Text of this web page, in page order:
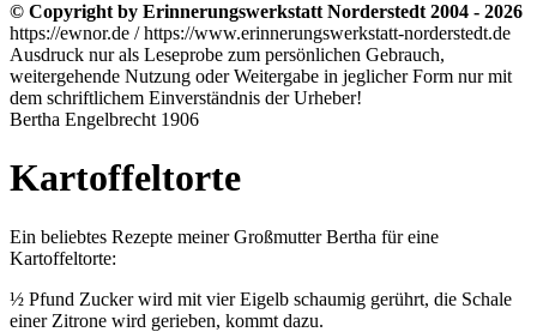
© Copyright by Erinnerungswerkstatt Norderstedt 2004 - 2026
https://ewnor.de / https://www.erinnerungswerkstatt-norderstedt.de
Ausdruck nur als Leseprobe zum persönlichen Gebrauch,
weitergehende Nutzung oder Weitergabe in jeglicher Form nur mit
dem schriftlichem Einverständnis der Urheber!
Bertha Engelbrecht 1906
Kartoffeltorte
Ein beliebtes Rezepte meiner Großmutter Bertha für eine
Kartoffeltorte:
½ Pfund Zucker wird mit vier Eigelb schaumig gerührt, die Schale
einer Zitrone wird gerieben, kommt dazu.